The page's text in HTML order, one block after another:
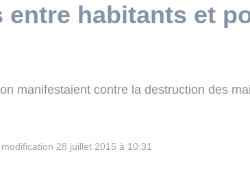
entre habitants et
manifestaient contre la destruction des
28 juillet 2015 à 10:31